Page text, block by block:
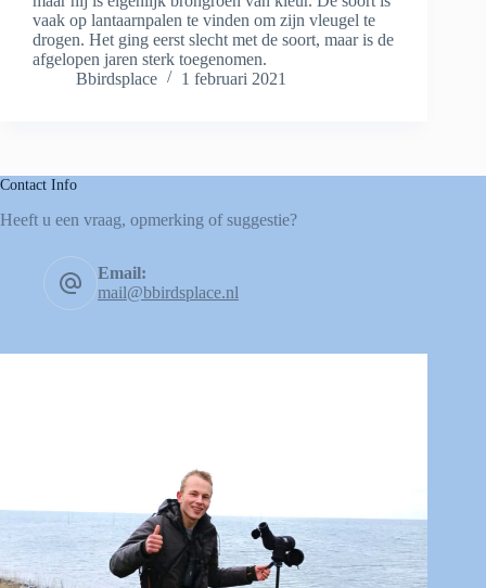
vaak op lantaarnpalen te vinden om zijn vleugel te
drogen. Het ging eerst slecht met de soort, maar is de
afgelopen jaren sterk toegenomen.
Bbirdsplace
1 februari 2021
Contact Info
Heeft u een vraag, opmerking of suggestie?
Email:
mail@bbirdsplace.nl